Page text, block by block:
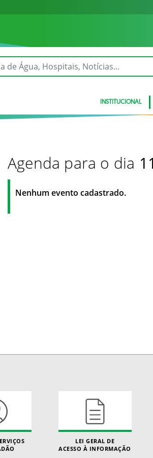
INSTITUCIONAL
Agenda para o dia
Nenhum evento cadastrado.
LEI GERAL DE
ACESSO À INFORMAÇÃO